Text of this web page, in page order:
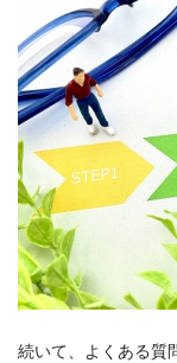
続いて、よくある質